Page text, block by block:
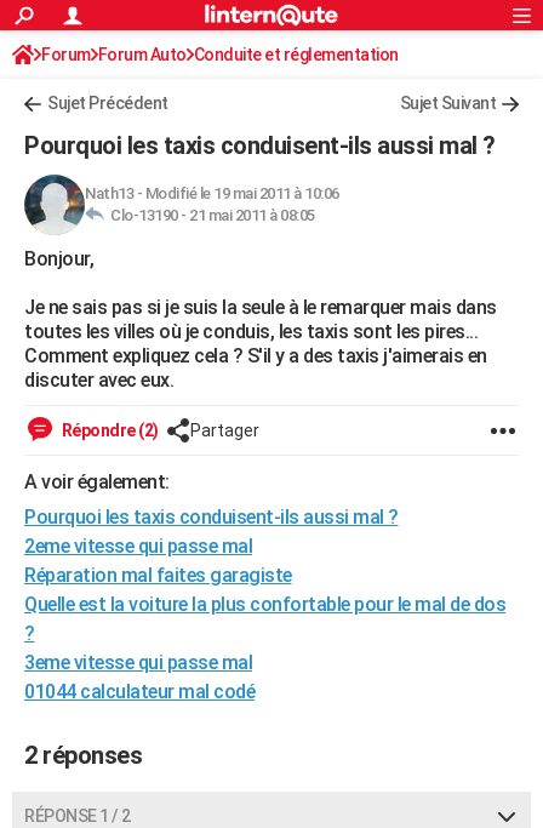
ACTUALITÉS
Politique
Société
Faits Divers
Education
Monde
Villes
+
FINANCE
Retraite
Impôts
Epargne
Immobilier
Risques naturels par ville
Banque
Assurance
Crédit
AUTO
Essais
Réserver un essai
Citadines
Berlines
SUV
Forum auto
+HIGH-TECH
Mobiles
Meilleur smartphone
Internet
Ordinateurs
Jeux vidéo
Guide high-tech
+BRICOLAGE
Forum
Aménagement intérieur
Extérieur
Cuisine
Salle de bains
Jardinage
Rangement
WEEK-END
Guides de France
Escapades
Patrimoine
Expositions
Musées
Week-end nature
LIFESTYLE
SANTE
Alimentation
Guide de la santé
Maladies
Médicaments
Sommeil
VOYAGE
Destinations
City break
Voyage nature
Voyage de noces
Forum
Climat
+PHOTO
GUIDES D'ACHAT
BONS PLANS
Carte de Noël
Carte Bonne année
Carte Saint-Valentin
Carte Pâques
Carte d'anniversaire
DICTIONNAIRE
Dictionnaire
Biographies
Citations
Expressions
Proverbes
PROGRAMME TV
S'inscrire
Connexion
Forum Forum Auto Conduite et réglementation
Sujet Précédent Sujet Suivant
Pourquoi les taxis conduisent-ils aussi mal ?
Nath13- Modifié le 19 mai 2011 à 10:06
Clo-13190 - 21 mai 2011 à 08:05
Bonjour,
Je ne sais pas si je suis la seule à le remarquer mais dans
toutes les villes où je conduis, les taxis sont les pires...
Comment expliquez cela ? S'il y a des taxis j'aimerais en
discuter avec eux.
Répondre (2) Partager
A voir également:
Pourquoi les taxis conduisent-ils aussi mal ?
2eme vitesse qui passe mal
Réparation mal faites garagiste
Quelle est la voiture la plus confortable pour le mal de dos
?
3eme vitesse qui passe mal
01044 calculateur mal codé
2 réponses
RÉPONSE 1 / 2